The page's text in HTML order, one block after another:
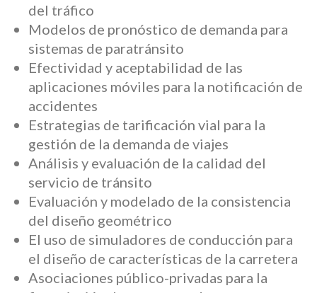
del tráfico
Modelos de pronóstico de demanda para
sistemas de paratránsito
Efectividad y aceptabilidad de las
aplicaciones móviles para la notificación de
accidentes
Estrategias de tarificación vial para la
gestión de la demanda de viajes
Análisis y evaluación de la calidad del
servicio de tránsito
Evaluación y modelado de la consistencia
del diseño geométrico
El uso de simuladores de conducción para
el diseño de características de la carretera
Asociaciones público-privadas para la